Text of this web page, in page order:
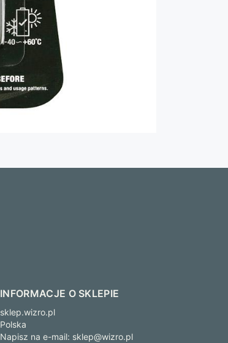
INFORMACJE O SKLEPIE
sklep.wizro.pl
Polska
Napisz na e-mail: sklep@wizro.pl